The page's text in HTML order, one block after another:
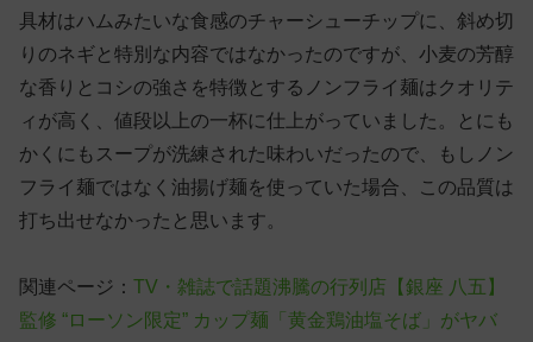
具材はハムみたいな食感のチャーシューチップに、斜め切
りのネギと特別な内容ではなかったのですが、小麦の芳醇
な香りとコシの強さを特徴とするノンフライ麺はクオリテ
ィが高く、値段以上の一杯に仕上がっていました。とにも
かくにもスープが洗練された味わいだったので、もしノン
フライ麺ではなく油揚げ麺を使っていた場合、この品質は
打ち出せなかったと思います。
関連ページ： TV・雑誌で話題沸騰の行列店【銀座 八五】
監修 “ローソン限定” カップ麺「黄金鶏油塩そば」がヤバ